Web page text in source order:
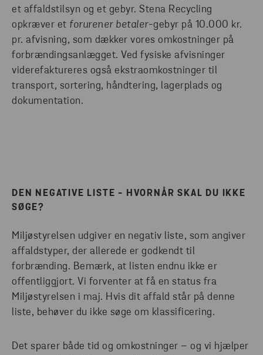
et affaldstilsyn og et gebyr. Stena Recycling
opkræver et forurener betaler-gebyr på 10.000 kr.
pr. afvisning, som dækker vores omkostninger på
forbrændingsanlægget. Ved fysiske afvisninger
viderefaktureres også ekstraomkostninger til
transport, sortering, håndtering, lagerplads og
dokumentation.
DEN NEGATIVE LISTE - HVORNÅR SKAL DU IKKE
SØGE?
Miljøstyrelsen udgiver en negativ liste, som angiver
affaldstyper, der allerede er godkendt til
forbrænding. Bemærk, at listen endnu ikke er
offentliggjort. Vi forventer at få en status fra
Miljøstyrelsen i maj. Hvis dit affald står på denne
liste, behøver du ikke søge om klassificering.
Det sparer både tid og omkostninger – og vi hjælper